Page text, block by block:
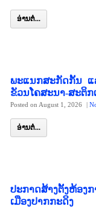
ອ່ານຕໍ່...
ພະແນກສະກັດກັ້ນ ແ
ຂັວນໂຄສະນາ-ສະຕິ
Posted on August 1, 2026 |
ອ່ານຕໍ່...
ປະກາດສ້າງຕັ້ງຫ້ອງ
ເມືອງປາກກະດິງ